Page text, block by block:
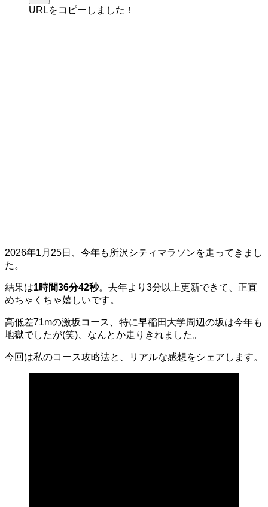
URLをコピーしました！
2026年1月25日、今年も所沢シティマラソンを走ってきまし
た。
結果は1時間36分42秒。去年より3分以上更新できて、正直
めちゃくちゃ嬉しいです。
高低差71mの激坂コース、特に早稲田大学周辺の坂は今年も
地獄でしたが(笑)、なんとか走りきれました。
今回は私のコース攻略法と、リアルな感想をシェアします。